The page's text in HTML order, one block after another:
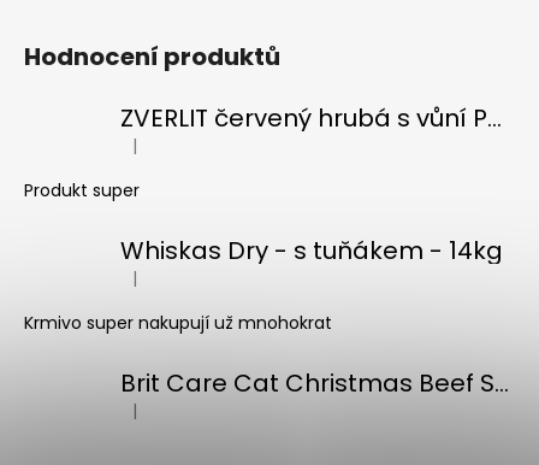
u
Hodnocení produktů
ZVERLIT červený hrubá s vůní Podestýlka kočka 10kg
Hodnocení produktu je 5 z 5 hvězdiček.
|
Produkt super
Whiskas Dry - s tuňákem - 14kg
Hodnocení produktu je 5 z 5 hvězdiček.
|
Krmivo super nakupují už mnohokrat
Brit Care Cat Christmas Beef Soup 75g
Hodnocení produktu je 5 z 5 hvězdiček.
|